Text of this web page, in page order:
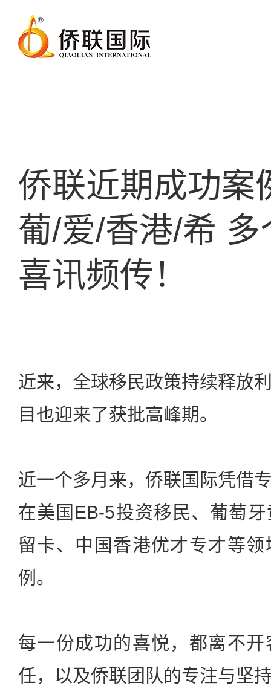
侨联近期成功案
葡/爱/香港/希
喜讯频传！
近来，全球移民政策持续释放
目也迎来了获批高峰期。
近一个多月来，侨联国际凭借
在美国EB-5投资移民、葡萄
留卡、中国香港优才专才等
例。
每一份成功的喜悦，都离不
任，以及侨联团队的专注与坚